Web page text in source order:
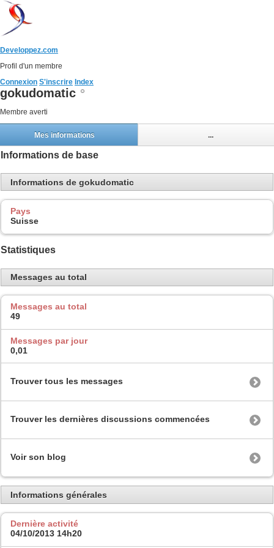
Developpez.com
Profil d'un membre
Connexion S'inscrire Index
gokudomatic
Membre averti
Mes informations ...
Informations de base
Informations de gokudomatic
Pays
Suisse
Statistiques
Messages au total
Messages au total
49
Messages par jour
0,01
Trouver tous les messages
Trouver les dernières discussions commencées
Voir son blog
Informations générales
Dernière activité
04/10/2013 14h20